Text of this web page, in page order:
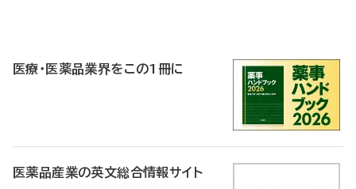
医療・医薬品業界をこの1冊に
医薬品産業の英文総合情報サイト